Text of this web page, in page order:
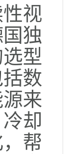
视
独
型
数
来
却
帮